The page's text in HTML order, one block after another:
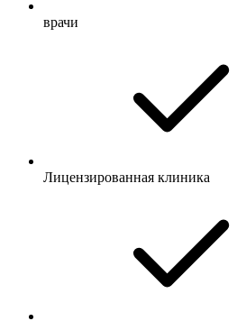
врачи
Лицензированная клиника